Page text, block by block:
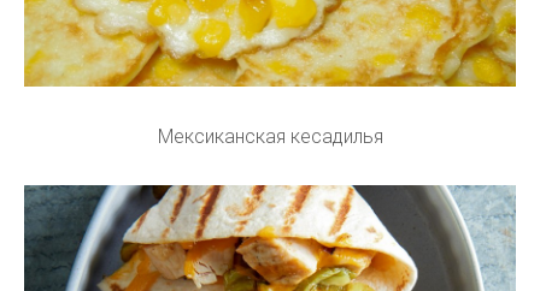
Мексиканская кесадилья